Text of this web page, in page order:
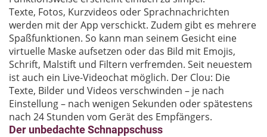
Texte, Fotos, Kurzvideos oder Sprachnachrichten
werden mit der App verschickt. Zudem gibt es mehrere
Spaßfunktionen. So kann man seinem Gesicht eine
virtuelle Maske aufsetzen oder das Bild mit Emojis,
Schrift, Malstift und Filtern verfremden. Seit neuestem
ist auch ein Live-Videochat möglich. Der Clou: Die
Texte, Bilder und Videos verschwinden – je nach
Einstellung – nach wenigen Sekunden oder spätestens
nach 24 Stunden vom Gerät des Empfängers.
Der unbedachte Schnappschuss